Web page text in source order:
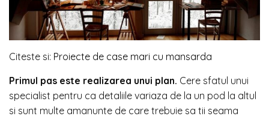
Citeste si: Proiecte de case mari cu mansarda
Primul pas este realizarea unui plan. Cere sfatul unui
specialist pentru ca detaliile variaza de la un pod la altul
si sunt multe amanunte de care trebuie sa tii seama